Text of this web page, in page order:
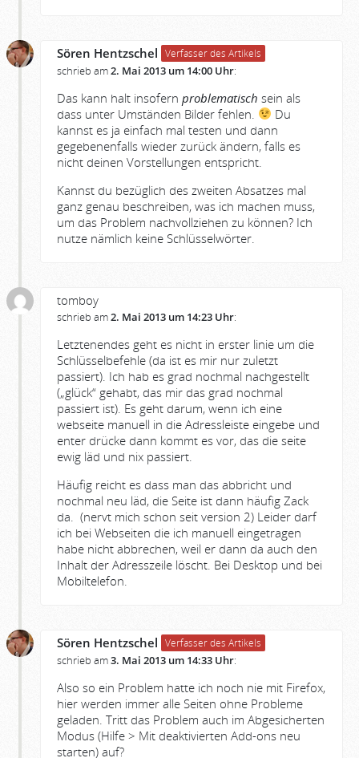
Sören Hentzschel Verfasser des Artikels
schrieb am2. Mai 2013 um 14:00 Uhr:
Das kann halt insofern problematisch sein als
dass unter Umständen Bilder fehlen.
Du
kannst es ja einfach mal testen und dann
gegebenenfalls wieder zurück ändern, falls es
nicht deinen Vorstellungen entspricht.
Kannst du bezüglich des zweiten Absatzes mal
ganz genau beschreiben, was ich machen muss,
um das Problem nachvollziehen zu können? Ich
nutze nämlich keine Schlüsselwörter.
tomboy
schrieb am2. Mai 2013 um 14:23 Uhr:
Letztenendes geht es nicht in erster linie um die
Schlüsselbefehle (da ist es mir nur zuletzt
passiert). Ich hab es grad nochmal nachgestellt
(„glück“ gehabt, das mir das grad nochmal
passiert ist). Es geht darum, wenn ich eine
webseite manuell in die Adressleiste eingebe und
enter drücke dann kommt es vor, das die seite
ewig läd und nix passiert.
Häufig reicht es dass man das abbricht und
nochmal neu läd, die Seite ist dann häufig Zack
da. (nervt mich schon seit version 2) Leider darf
ich bei Webseiten die ich manuell eingetragen
habe nicht abbrechen, weil er dann da auch den
Inhalt der Adresszeile löscht. Bei Desktop und bei
Mobiltelefon.
Sören Hentzschel Verfasser des Artikels
schrieb am3. Mai 2013 um 14:33 Uhr:
Also so ein Problem hatte ich noch nie mit Firefox,
hier werden immer alle Seiten ohne Probleme
geladen. Tritt das Problem auch im Abgesicherten
Modus (Hilfe > Mit deaktivierten Add-ons neu
starten) auf?